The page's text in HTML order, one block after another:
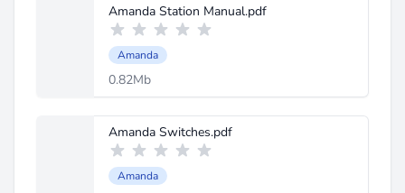
Amanda Station Manual.pdf
Amanda
0.82Mb
Amanda Switches.pdf
Amanda